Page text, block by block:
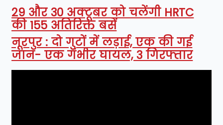
29 और 30 अक्टूबर को चलेंगी HRTC
की 155 अतिरिक्त बसें
नूरपुर : दो गुटों में लड़ाई, एक की गई
जान- एक गंभीर घायल, 3 गिरफ्तार